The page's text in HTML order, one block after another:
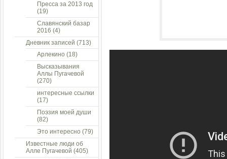
Пресса за 2013 год
(19)
Славянский базар
2016 (4)
Дневник записей (713)
Арлекино (18)
Высказывания
Аллы Пугачевой
(270)
интересные ссылки
(17)
Поэзия моей души
(82)
Это интересно (79)
Известные люди об
Алле Пугачевой (405)